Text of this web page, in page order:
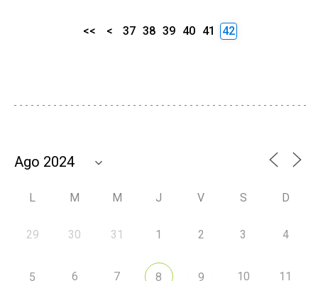
<< < 37 38 39 40 41 42
L M M J V S D
29 30 31 1 2 3 4
5 6 7 8 9 10 11